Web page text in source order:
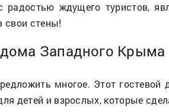
ждущего туристов,
свои стены!
дома Западного Крыма
многое. Этот
детей и взрослых, которые